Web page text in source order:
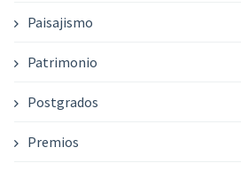
Paisajismo
Patrimonio
Postgrados
Premios